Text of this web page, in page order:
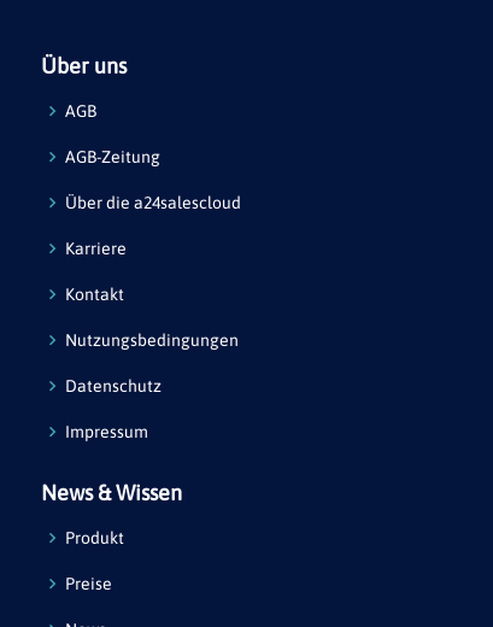
Über uns
AGB
AGB-Zeitung
Über die a24salescloud
Karriere
Kontakt
Nutzungsbedingungen
Datenschutz
Impressum
News & Wissen
Produkt
Preise